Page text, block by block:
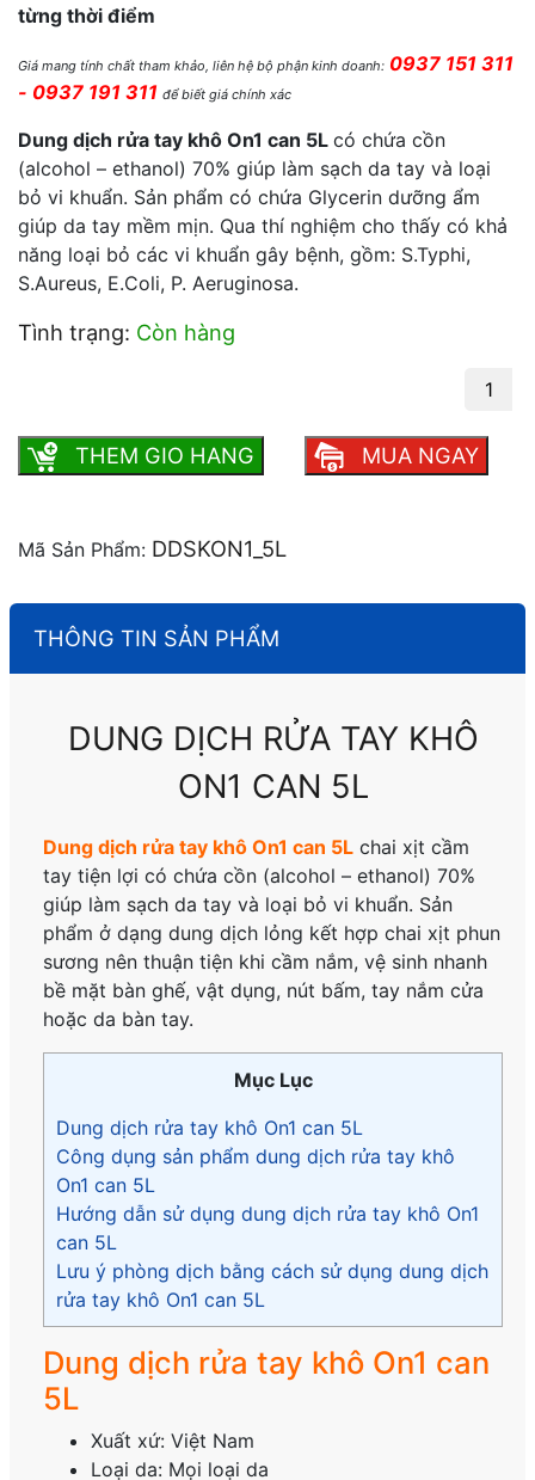
từng thời điểm
Giá mang tính chất tham khảo, liên hệ bộ phận kinh doanh: 0937 151 311
- 0937 191 311 để biết giá chính xác
Dung dịch rửa tay khô On1 can 5L có chứa cồn
(alcohol – ethanol) 70% giúp làm sạch da tay và loại
bỏ vi khuẩn. Sản phẩm có chứa Glycerin dưỡng ẩm
giúp da tay mềm mịn. Qua thí nghiệm cho thấy có khả
năng loại bỏ các vi khuẩn gây bệnh, gồm: S.Typhi,
S.Aureus, E.Coli, P. Aeruginosa.
Tình trạng: Còn hàng
THEM GIO HANG MUA NGAY
Mã Sản Phẩm: DDSKON1_5L
THÔNG TIN SẢN PHẨM
DUNG DỊCH RỬA TAY KHÔ
ON1 CAN 5L
Dung dịch rửa tay khô On1 can 5L chai xịt cầm
tay tiện lợi có chứa cồn (alcohol – ethanol) 70%
giúp làm sạch da tay và loại bỏ vi khuẩn. Sản
phẩm ở dạng dung dịch lỏng kết hợp chai xịt phun
sương nên thuận tiện khi cầm nắm, vệ sinh nhanh
bề mặt bàn ghế, vật dụng, nút bấm, tay nắm cửa
hoặc da bàn tay.
Mục Lục
Dung dịch rửa tay khô On1 can 5L
Công dụng sản phẩm dung dịch rửa tay khô
On1 can 5L
Hướng dẫn sử dụng dung dịch rửa tay khô On1
can 5L
Lưu ý phòng dịch bằng cách sử dụng dung dịch
rửa tay khô On1 can 5L
Dung dịch rửa tay khô On1 can
5L
Xuất xứ: Việt Nam
Loại da: Mọi loại da